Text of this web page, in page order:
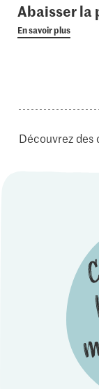
Abaisser la
En savoir plus
Découvrez des